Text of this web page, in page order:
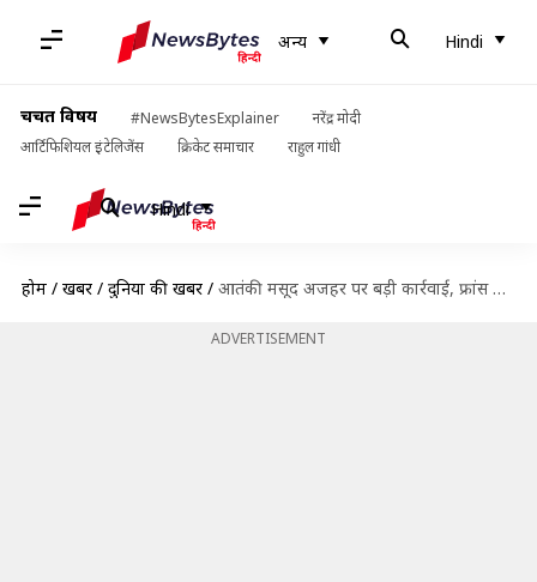
अन्य Hindi
चर्चित विषय #NewsBytesExplainer
नरेंद्र मोदी
आर्टिफिशियल इंटेलिजेंस
क्रिकेट समाचार राहुल गांधी
Hindi
होम / खबरें / दुनिया की खबरें / आतंकी मसूद अजहर पर बड़ी कार्रवाई, फ्रांस करेगा जैश की सारी संपत्ति जब्त
ADVERTISEMENT